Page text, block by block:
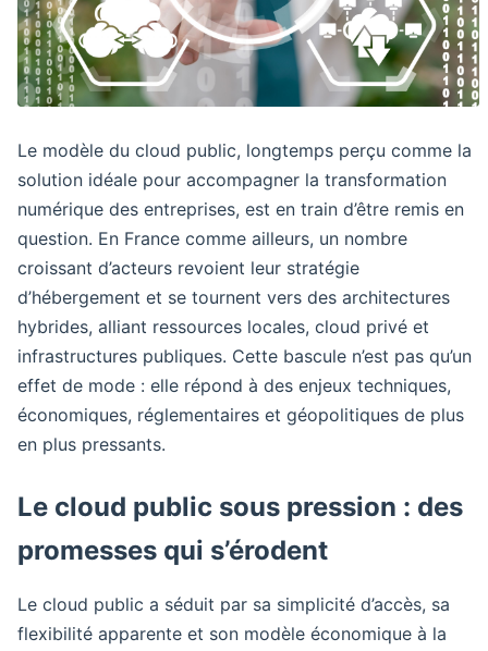
Le modèle du cloud public, longtemps perçu comme la
solution idéale pour accompagner la transformation
numérique des entreprises, est en train d’être remis en
question. En France comme ailleurs, un nombre
croissant d’acteurs revoient leur stratégie
d’hébergement et se tournent vers des architectures
hybrides, alliant ressources locales, cloud privé et
infrastructures publiques. Cette bascule n’est pas qu’un
effet de mode : elle répond à des enjeux techniques,
économiques, réglementaires et géopolitiques de plus
en plus pressants.
Le cloud public sous pression : des
promesses qui s’érodent
Le cloud public a séduit par sa simplicité d’accès, sa
flexibilité apparente et son modèle économique à la